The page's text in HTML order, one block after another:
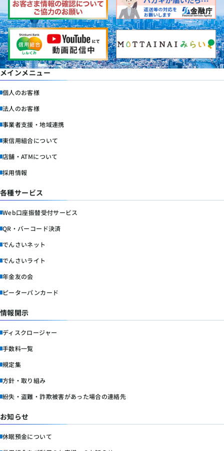
メインメニュー
個人のお客様
法人のお客様
事業者支援・地域連携
東信用組合について
店舗・ATMについて
採用情報
各種サービス
Web口座振替受付サービス
QR・バーコード決済
でんさいネット
でんさいライト
年金友の会
ピーターパンカード
情報開示
ディスクロージャー
手数料一覧
規定集
方針・取り組み
紛失・盗難・詐欺被害があった場合の連絡先
お知らせ
休眠預金について